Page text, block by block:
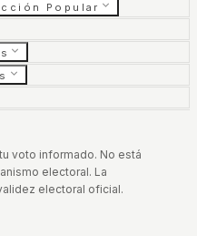
Popular
voto informado. No está
electoral. La
electoral oficial.